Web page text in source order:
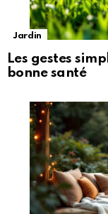
Jardin
Les gestes
bonne santé